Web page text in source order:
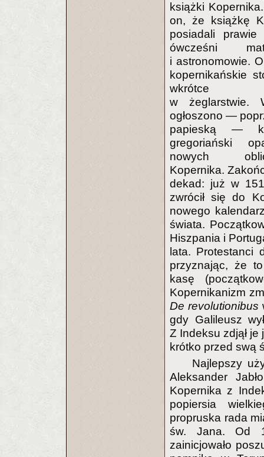
książki
on, że książkę
posiadali prawie
ówcześni
i astronomowie.
kopernikańskie
wkrótce
w żeglarstwie.
ogłoszono —
papieską —
gregoriański
nowych
Kopernika.
dekad: już w
zwrócił się do
nowego
świata.
Hiszpania i
lata. Protestanci
przyznając, że
kasę
Kopernikanizm
De revolutionibus
gdy Galileusz
Z Indeksu zdjął
krótko przed swą
Najlepszy
Aleksander
Kopernika z
popiersia
propruska rada
św. Jana. Od
zainicjowało